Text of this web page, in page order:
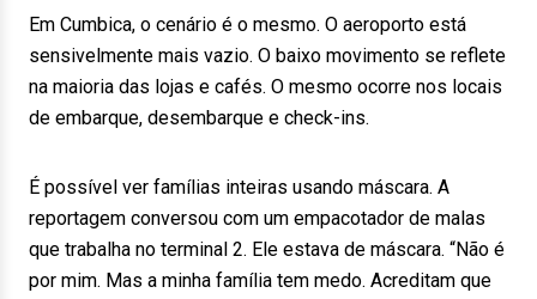
Em Cumbica, o cenário é o mesmo. O aeroporto está
sensivelmente mais vazio. O baixo movimento se reflete
na maioria das lojas e cafés. O mesmo ocorre nos locais
de embarque, desembarque e check-ins.
É possível ver famílias inteiras usando máscara. A
reportagem conversou com um empacotador de malas
que trabalha no terminal 2. Ele estava de máscara. “Não é
por mim. Mas a minha família tem medo. Acreditam que